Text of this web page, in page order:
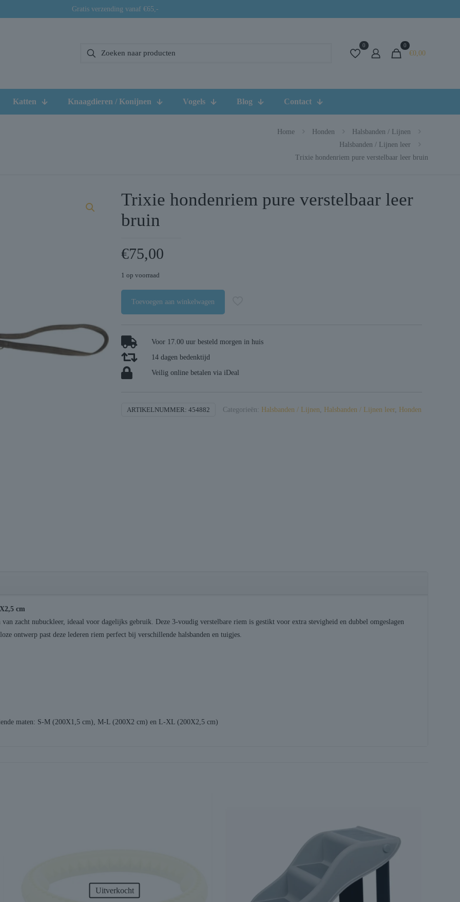
Gratis verzending vanaf €65,-
0 0
€0,00
Katten Knaagdieren / Konijnen Vogels Blog Contact
Home Honden
Halsbanden / Lijnen
Halsbanden / Lijnen leer
Trixie hondenriem pure verstelbaar leer bruin
Trixie hondenriem pure verstelbaar leer
bruin
€75,00
1 op voorraad
Toevoegen aan winkelwagen
Voor 17.00 uur besteld morgen in huis
14 dagen bedenktijd
Veilig online betalen via iDeal
ARTIKELNUMMER: 454882 Categorieën: Halsbanden / Lijnen Halsbanden / Lijnen leer, Honden
cm
zacht nubuckleer, ideaal voor dagelijks gebruik. Deze 3-voudig verstelbare riem is gestikt voor extra stevigheid en dubbel omgeslagen
ontwerp past deze lederen riem perfect bij verschillende halsbanden en tuigjes.
maten: S-M (200X1,5 cm), M-L (200X2 cm) en L-XL (200X2,5 cm)
Uitverkocht